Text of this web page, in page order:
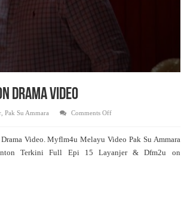
Drama Video
, Pak Su Ammara Comments Offon
Live
15
Video. Myflm4u Melayu Video Pak Su Ammara
Terkini Full Epi 15 Layanjer & Dfm2u on